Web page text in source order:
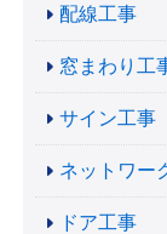
配線工事
窓まわり工
サイン工事
ネットワー
ドア工事